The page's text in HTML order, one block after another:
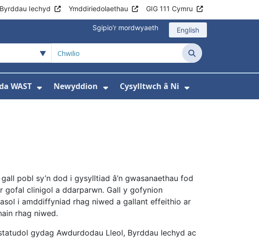
Byrddau Iechyd Ymddiriedolaethau GIG 111 Cymru
Sgipio'r mordwyaeth English
Chwilio
Ambiwlans Cymru
ar gyfer Gwybodaeth
WAST
Dangos isddewislen ar gyfer Cymerwch ran
Newyddion
Dangos isddewislen ar gyfer
Cysylltwch â Ni
Dangos
pobl sy’n dod i gysylltiad â’n gwasanaethau fod
gofal clinigol a ddarparwn. Gall y gofynion
i amddiffyniad rhag niwed a gallant effeithio ar
rhag niwed.
gydag Awdurdodau Lleol, Byrddau Iechyd ac